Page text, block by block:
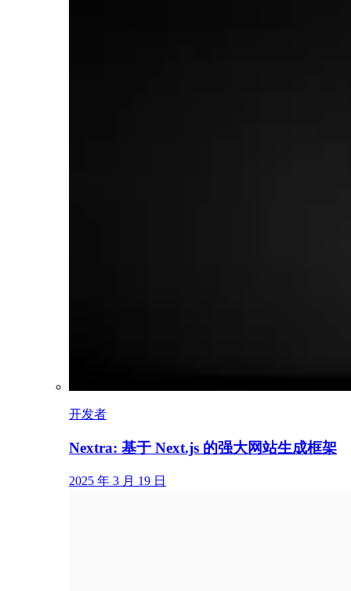
开发者
Nextra: 基于 Next.js 的强大网站生成框架
2025 年 3 月 19 日